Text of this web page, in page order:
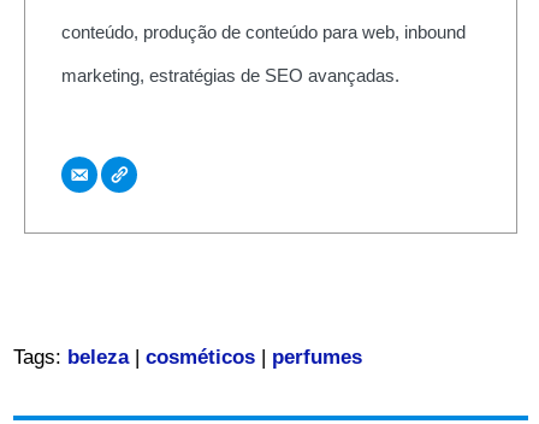
conteúdo, produção de conteúdo para web, inbound
marketing, estratégias de SEO avançadas.
Tags: beleza| cosméticos| perfumes